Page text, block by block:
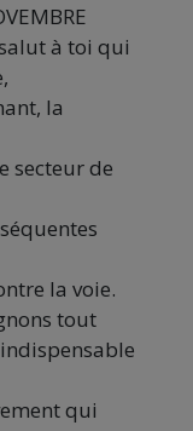
à toi qui
la
secteur de
la voie.
tout
ispensable
qui